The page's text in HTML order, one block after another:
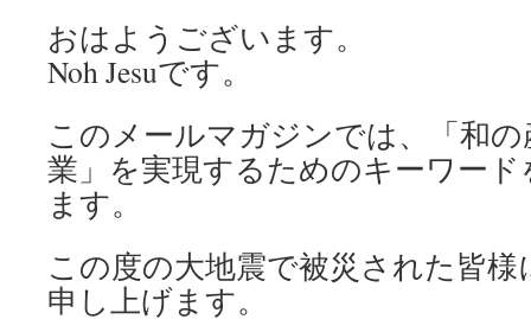
おはようございます。
Noh Jesuです。
このメールマガジンでは、「和
業」を実現するためのキーワー
ます。
この度の大地震で被災された皆
申し上げます。